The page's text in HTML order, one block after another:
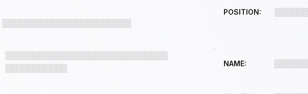
░░░░░░░░░░░░░░░░░░░░░░░
░░░░░░░░░░░░░░░░░░░░░░░░░░░░░
░░░░░░░░░░░
POSITION:
NAME: